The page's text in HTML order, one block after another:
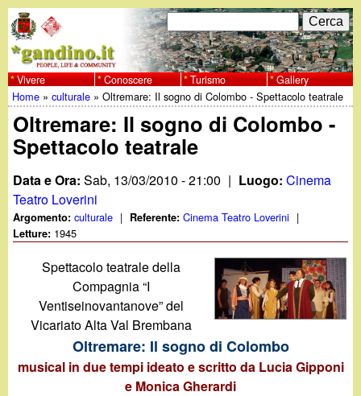
al
contenuto
principale
w
w
w
.
g
d
F
o
r
m
r
i
e
r
c
C
e
r
c
a
Vivere Conoscere Turismo Gallery
Tu
sei
qui
Home »culturale »Oltremare: Il sogno di Colombo - Spettacolo teatrale
Oltremare: Il sogno di Colombo -
Spettacolo teatrale
Data e Ora:Sab, 13/03/2010 - 21:00 | Luogo:Cinema
Teatro Loverini
Argomento:culturale | Referente:Cinema Teatro Loverini |
Letture: 1945
Spettacolo teatrale della
Compagnia “I
Ventiseinovantanove” del
Vicariato Alta Val Brembana
Oltremare: Il sogno di Colombo
musical in due tempi ideato e scritto da Lucia Gipponi
e Monica Gherardi